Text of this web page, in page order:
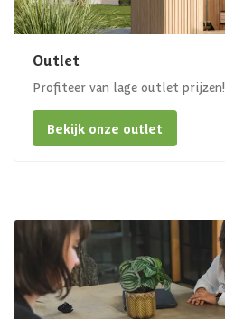
Outlet
Profiteer van lage outlet prijzen!
Bekijk onze outlet